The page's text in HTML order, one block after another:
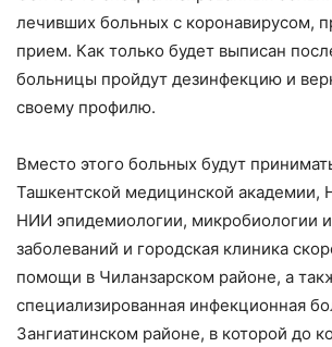
лечивших больных с коронавирусом,
прием. Как только будет выписан
больницы пройдут дезинфекцию и
своему профилю.
Вместо этого больных будут
Ташкентской медицинской академии,
НИИ эпидемиологии, микробиологии
заболеваний и городская клиника
помощи в Чиланзарском районе, а
специализированная инфекционная
Зангиатинском районе, в которой до